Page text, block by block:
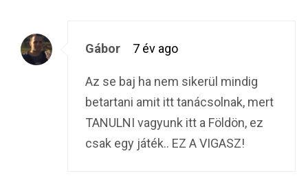
Gábor 7 év ago
Az se baj ha nem sikerül mindig
betartani amit itt tanácsolnak, mert
TANULNI vagyunk itt a Földön, ez
csak egy játék.. EZ A VIGASZ!